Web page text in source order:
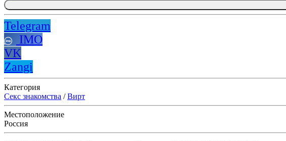
Telegram
IMO
VK
Zangi
Категория
Секс знакомства /Вирт
Местоположение
Россия